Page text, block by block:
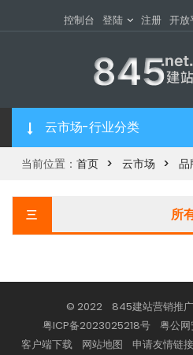
控制台 登陆 注册 开放
云市场-行业分类
当前位置： 首页 云市场 品
所
三
© 2022 845建站营销推
粤ICP备2023025218号
粤公
客户端下载
网站地图 申请友情链接